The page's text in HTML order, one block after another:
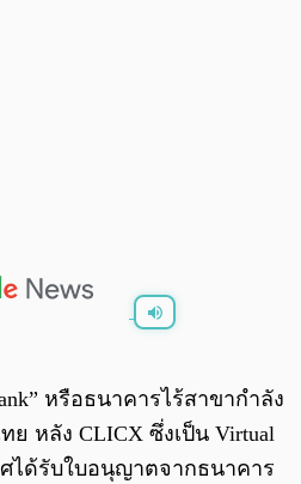
หรือธนาคารไร้สาขากำลัง
ย หลัง CLICX ซึ่งเป็น Virtual
ได้รับใบอนุญาตจากธนาคาร